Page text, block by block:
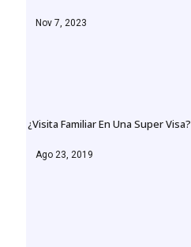
Nov 7, 2023
¿Visita Familiar En Una Super Visa?
Ago 23, 2019